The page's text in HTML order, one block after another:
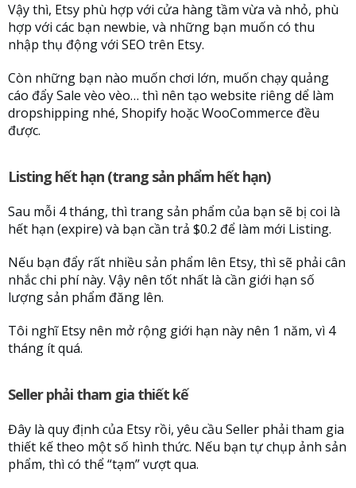
Vậy thì, Etsy phù hợp với cửa hàng tầm vừa và nhỏ, phù
hợp với các bạn newbie, và những bạn muốn có thu
nhập thụ động với SEO trên Etsy.
Còn những bạn nào muốn chơi lớn, muốn chạy quảng
cáo đẩy Sale vèo vèo… thì nên tạo website riêng dể làm
dropshipping nhé, Shopify hoặc WooCommerce đều
được.
Listing hết hạn (trang sản phẩm hết hạn)
Sau mỗi 4 tháng, thì trang sản phẩm của bạn sẽ bị coi là
hết hạn (expire) và bạn cần trả $0.2 để làm mới Listing.
Nếu bạn đẩy rất nhiều sản phẩm lên Etsy, thì sẽ phải cân
nhắc chi phí này. Vậy nên tốt nhất là cần giới hạn số
lượng sản phẩm đăng lên.
Tôi nghĩ Etsy nên mở rộng giới hạn này nên 1 năm, vì 4
tháng ít quá.
Seller phải tham gia thiết kế
Đây là quy định của Etsy rồi, yêu cầu Seller phải tham gia
thiết kế theo một số hình thức. Nếu bạn tự chụp ảnh sản
phẩm, thì có thể “tạm” vượt qua.